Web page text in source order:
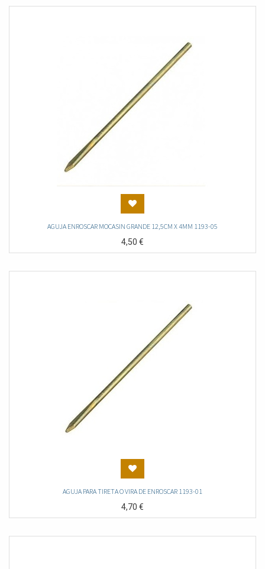
AGUJA ENROSCAR MOCASIN GRANDE 12,5CM X 4MM 1193-05
4,50€
AGUJA PARA TIRETA O VIRA DE ENROSCAR 1193-01
4,70€